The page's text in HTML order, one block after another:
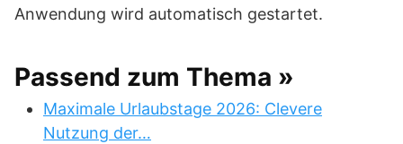
Anwendung wird automatisch gestartet.
Passend zum Thema »
Maximale Urlaubstage 2026: Clevere
Nutzung der…